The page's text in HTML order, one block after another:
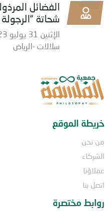
الفضائل
شحاتة
سلالات -الرياض
خريطة الموقع
من نحن
الشركاء
عملاؤنا
اتصل بنا
روابط مختصرة